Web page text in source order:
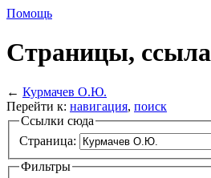
Помощь
Страницы,
← Курмачев О.Ю.
Перейти к: навигация, поиск
Ссылки сюда
Страница:
Фильтры